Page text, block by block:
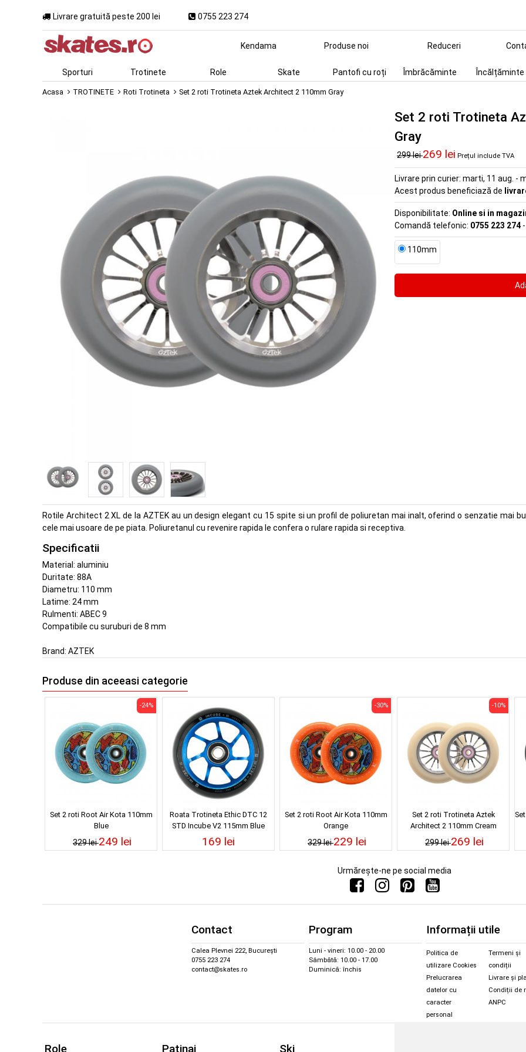
Livrare gratuită peste 200 lei 0755 223 274
Kendama Produse noi Reduceri
Sporturi Trotinete Role Skate Pantofi cu roți Îmbrăcăminte Încălțăminte
Acasa TROTINETE Roti Trotineta Set 2 roti Trotineta Aztek Architect 2 110mm Gray
Set 2 roti Trotineta
Gray
299 lei269 lei Prețul include TVA
Livrare prin curier: marti, 11 aug. -
Acest produs beneficiază de
Disponibilitate: Online si in
Comandă telefonic: 0755 223 274
110mm
Rotile Architect 2 XL de la AZTEK au un design elegant cu 15 spite si un profil de poliuretan mai inalt, oferind o senzatie mai
cele mai usoare de pe piata. Poliuretanul cu revenire rapida le confera o rulare rapida si receptiva.
Specificatii
Material: aluminiu
Duritate: 88A
Diametru: 110 mm
Latime: 24 mm
Rulmenti: ABEC 9
Compatibile cu suruburi de 8 mm
Brand: AZTEK
Produse din aceeasi categorie
Set 2 roti Root Air Kota 110mm
Blue
329 lei
-24%
249 lei
Roata Trotineta Ethic DTC 12
STD Incube V2 115mm Blue
169 lei
Set 2 roti Root Air Kota 110mm
Orange
329 lei
-30%
229 lei
Set 2 roti Trotineta Aztek
Architect 2 110mm Cream
299 lei
-10%
269 lei
Urmărește-ne pe social media
Contact
Calea Plevnei 222, București
0755 223 274
contact@skates.ro
Program
Luni - vineri: 10.00 - 20.00
Sâmbătă: 10.00 - 17.00
Duminică: închis
Informații utile
Politica de
utilizare Cookies
Prelucrarea
datelor cu
caracter
personal
Termeni și
condiții
Livrare și
Condiții de
ANPC
Role Patinaj Ski